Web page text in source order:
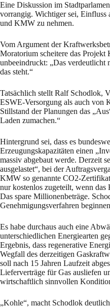
Eine Diskussion im
vorrangig. Wichtiger sei,
und KMW zu nehmen.
Vom Argument der
Moratorium scheitere das
unbeeindruckt: „Das verdeutlicht
das steht.“
Tatsächlich stellt Ralf Schodlok,
ESWE-Versorgung als auch von
Stillstand der Planungen das
Laden zumachen.“
Hintergrund sei, dass es
Erzeugungskapazitäten einen
massiv abgebaut werde. Derzeit
ausgelastet“, bei der
KMW so genannte CO2-
nur kostenlos zugeteilt, wenn
Das spare Millionenbeträge.
Genehmigungsverfahren
Es habe durchaus auch eine
unterschiedlichen Energiearten
Ergebnis, dass regenerative
Wegfall des derzeitigen
soll nach 15 Jahren Laufzeit
Lieferverträge für Gas ausliefen
wirtschaftlich sinnvollen
„Kohle“, macht Schodlok